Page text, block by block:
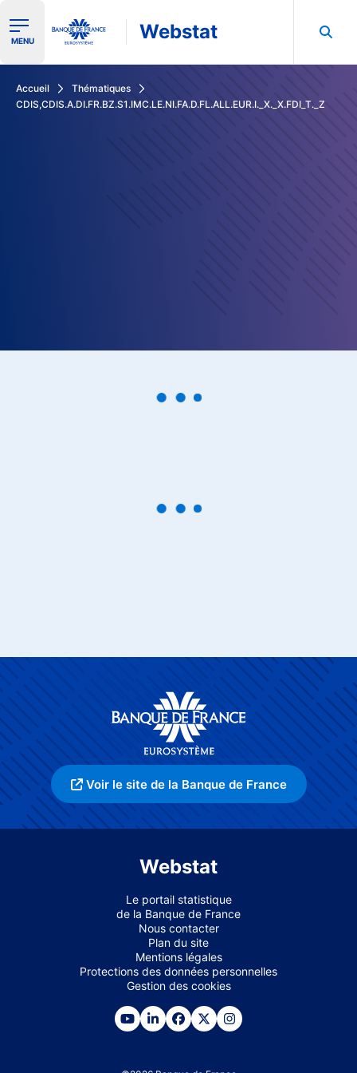
Ouvrir le menu de navigation
MENU Webstat
Accueil
Thématiques
CDIS,CDIS.A.DI.FR.BZ.S1.IMC.LE.NI.FA.D.FL.ALL.EUR.I._X._X.FDI_T._Z
Voir le site de la Banque de France
Webstat
Le portail statistique
de la Banque de France
Nous contacter
Plan du site
Mentions légales
Protections des données personnelles
Gestion des cookies